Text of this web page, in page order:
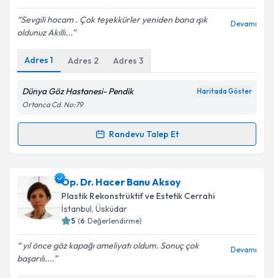
E-posta Adresiniz
Kişisel verilerimin işlenmesine ilişkinAydınlatma
Metni'ni okudum ve kişisel verilerimin belirtilen
kapsamda işlenmesini kabul ediyorum.
Takvim Talebini Gönder
Sevgili hocam . Çok teşekkürler yeniden bana ışık
oldunuz Akıllı...
Devamı
Adres 1 Adres 2 Adres 3
Dünya Göz Hastanesi- Pendik Haritada Göster
Ortanca Cd. No:79
Randevu Talep Et
Randevu Takvimi Talebi
Prof. Dr. Levent Akçayiçin randevu takvimi talebi
oluşturun. Size bu uzmandan randevu almanız için bir
takvim hazırlandığında e-posta ile bilgilendireceğiz.
Op. Dr. Hacer Banu Aksoy
Plastik Rekonstrüktif ve Estetik Cerrahi
İstanbul, Üsküdar
5 (6 Değerlendirme)
yıl önce göz kapağı ameliyatı oldum. Sonuç çok
başarılı....
Devamı